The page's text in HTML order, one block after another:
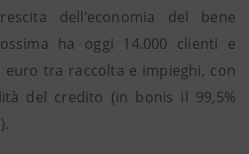
dell’economia del bene
ha oggi 14.000 clienti e
tra raccolta e impieghi, con
del credito (in bonis il 99,5%